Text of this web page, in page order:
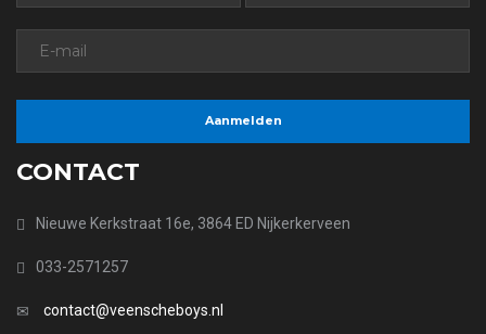
CONTACT
Nieuwe Kerkstraat 16e, 3864 ED Nijkerkerveen
033-2571257
contact@veenscheboys.nl